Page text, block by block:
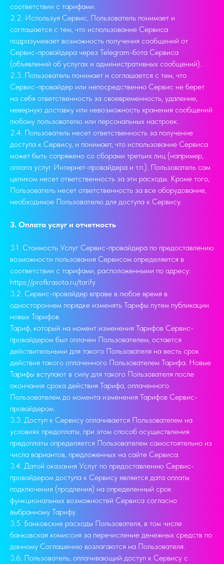
соответствии с тарифами.
2.2. Используя Сервис, Пользователь понимает и
соглашается с тем, что использование Сервиса
подразумевает возможность получения сообщений от
Сервис-провайдера через Telegram-бота Сервиса
(объявлений об услугах и административных сообщений).
2.3. Пользователь понимает и соглашается с тем, что
Сервис-провайдер или непосредственно Сервис не берет
на себя ответственность за своевременность, удаление,
неверную доставку или невозможность хранения сообщений
любому пользователю или персональных настроек.
2.4. Пользователь несет ответственность за получение
доступа к Сервису, и понимает, что использование Сервиса
может быть сопряжено со сборами третьих лиц (например,
оплата услуг Интернет-провайдера и т.п.). Пользователь сам
целиком несет ответственность за эти расходы. Кроме того,
Пользователь несет ответственность за все оборудование,
необходимое Пользователю для доступа к Сервису.
3. Оплата услуг и отчетность
3.1. Стоимость Услуг Сервис-провайдера по предоставлению
возможности пользования Сервисом определяется в
соответствии с тарифами, расположенными по адресу:
https://profkrasota.ru/tarify
3.2. Сервис-провайдер вправе в любое время в
одностороннем порядке изменять Тарифы путем публикации
новых Тарифов.
Тариф, который на момент изменения Тарифов Сервис-
провайдером был оплачен Пользователем, остается
действительными для такого Пользователя на весть срок
действия такого оплаченного Пользователем Тарифа. Новые
Тарифы вступают в силу для такого Пользователя после
окончания срока действия Тарифа, оплаченного
Пользователем до момента изменения Тарифов Сервис-
провайдером.
3.3. Доступ к Сервису оплачивается Пользователем на
условиях предоплаты, при этом способ осуществления
предоплаты определяется Пользователем самостоятельно из
числа вариантов, предложенных на сайте Сервиса.
3.4. Датой оказания Услуг по предоставлению Сервис-
провайдером доступа к Сервису является дата оплаты
подключения (продления) на определенный срок
функциональных возможностей Сервиса согласно
выбранному Тарифу.
3.5. Банковские расходы Пользователя, в том числе
банковская комиссия за перечисление денежных средств по
данному Соглашению возлагаются на Пользователя.
3.6. Пользователь, оплачивающий доступ к Сервису с